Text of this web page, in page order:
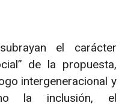
el carácter
de la propuesta,
intergeneracional y
la inclusión, el